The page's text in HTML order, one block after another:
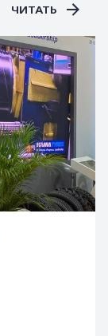
ЧИТАТЬ